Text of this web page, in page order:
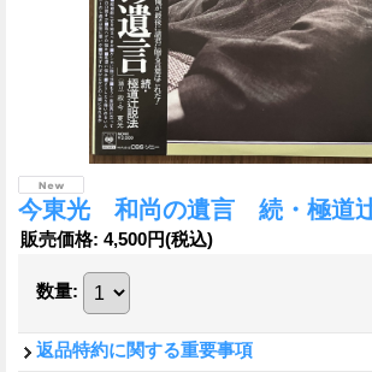
今東光 和尚の遺言 続・極道
販売価格: 4,500円(税込)
数量:
返品特約に関する重要事項